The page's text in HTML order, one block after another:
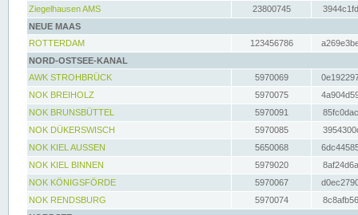
Ziegelhausen AMS
23800745
NEUE MAAS
ROTTERDAM
123456786
NORD-OSTSEE-KANAL
AWK STROHBRÜCK
5970069
NOK BREIHOLZ
5970075
NOK BRUNSBÜTTEL
5970091
NOK DÜKERSWISCH
5970085
NOK KIEL AUSSEN
5650068
NOK KIEL BINNEN
5979020
NOK KÖNIGSFÖRDE
5970067
NOK RENDSBURG
5970074